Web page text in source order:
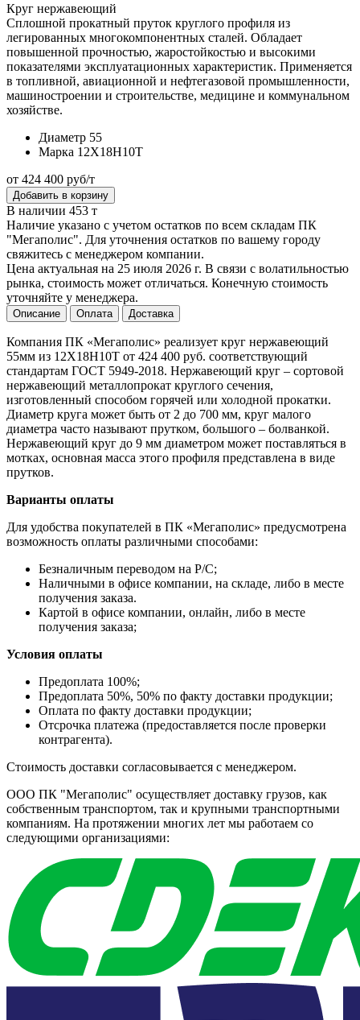
Круг нержавеющий
Сплошной прокатный пруток круглого профиля из
легированных многокомпонентных сталей. Обладает
повышенной прочностью, жаростойкостью и высокими
показателями эксплуатационных характеристик. Применяется
в топливной, авиационной и нефтегазовой промышленности,
машиностроении и строительстве, медицине и коммунальном
хозяйстве.
Диаметр 55
Марка 12Х18Н10Т
от 424 400 руб/т
Добавить в корзину
В наличии 453 т
Наличие указано с учетом остатков по всем складам ПК
"Мегаполис". Для уточнения остатков по вашему городу
свяжитесь с менеджером компании.
Цена актуальная на 25 июля 2026 г. В связи с волатильностью
рынка, стоимость может отличаться. Конечную стоимость
уточняйте у менеджера.
Описание Оплата Доставка
Компания ПК «Мегаполис» реализует круг нержавеющий
55мм из 12Х18Н10Т от 424 400 руб. соответствующий
стандартам ГОСТ 5949-2018. Нержавеющий круг – сортовой
нержавеющий металлопрокат круглого сечения,
изготовленный способом горячей или холодной прокатки.
Диаметр круга может быть от 2 до 700 мм, круг малого
диаметра часто называют прутком, большого – болванкой.
Нержавеющий круг до 9 мм диаметром может поставляться в
мотках, основная масса этого профиля представлена в виде
прутков.
Варианты оплаты
Для удобства покупателей в ПК «Мегаполис» предусмотрена
возможность оплаты различными способами:
Безналичным переводом на Р/С;
Наличными в офисе компании, на складе, либо в месте
получения заказа.
Картой в офисе компании, онлайн, либо в месте
получения заказа;
Условия оплаты
Предоплата 100%;
Предоплата 50%, 50% по факту доставки продукции;
Оплата по факту доставки продукции;
Отсрочка платежа (предоставляется после проверки
контрагента).
Стоимость доставки согласовывается с менеджером.
ООО ПК "Мегаполис" осуществляет доставку грузов, как
собственным транспортом, так и крупными транспортными
компаниям. На протяжении многих лет мы работаем со
следующими организациями: